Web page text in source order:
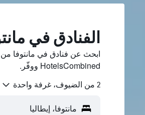
الفنادق في
ابحث عن فنادق في مانتوفا
HotelsCombined ووفّر.
2 من الضيوف، غرفة واحدة
مانتوفا، إيطاليا